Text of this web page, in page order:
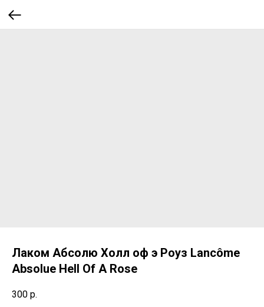
Лаком Абсолю Холл оф э Роуз Lancôme
Absolue Hell Of A Rose
300 р.